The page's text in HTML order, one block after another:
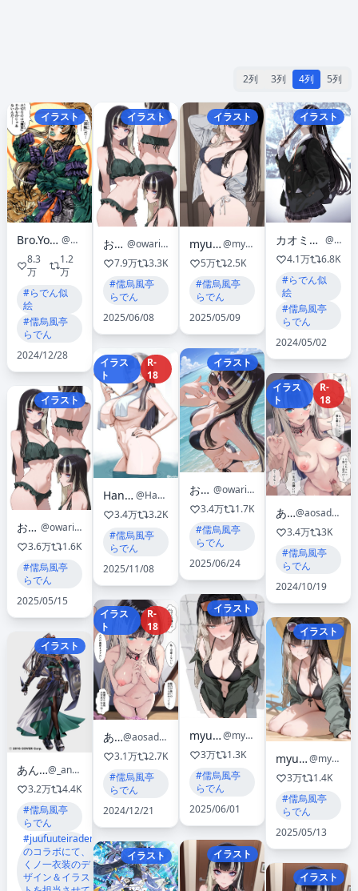
2列 3列 4列 5列
イラスト
Bro.You-yan ゆうやん
@BroYouyan
8.3
万
1.2
万
#らでん似
絵
#儒烏風亭
らでん
2024/12/28
イラスト
おわり
@owari_yoyo
3.6万
1.6K
#儒烏風亭
らでん
2025/05/15
イラスト
あんどう
@_ando_u_
3.2万
4.4K
#儒烏風亭
らでん
#juufuuteiraden)
のコラボにて、
くノ一衣装のデ
ザイン＆イラス
イラスト
おわり
@owari_yoyo
7.9万
3.3K
#儒烏風亭
らでん
2025/06/08
イラス
ト
R-
18
HandPlug
@HandPlug
3.4万
3.2K
#儒烏風亭
らでん
2025/11/08
イラス
ト
R-
18
あおさ
@aosadegowasu
3.1万
2.7K
#儒烏風亭
らでん
2024/12/21
イラスト
イラスト
myuto サブ
@myuto12345
5万
2.5K
#儒烏風亭
らでん
2025/05/09
イラスト
おわり
@owari_yoyo
3.4万
1.7K
#儒烏風亭
らでん
2025/06/24
イラスト
myuto サブ
@myuto12345
3万
1.3K
#儒烏風亭
らでん
2025/06/01
イラスト
イラスト
カオミン@画集『雅-MIYABI-』1/26発売
@kaoming775
4.1万
6.8K
#らでん似
絵
#儒烏風亭
らでん
2024/05/02
イラス
ト
R-
18
あおさ
@aosadegowasu
3.4万
3K
#儒烏風亭
らでん
2024/10/19
イラスト
myuto サブ
@myuto12345
3万
1.4K
#儒烏風亭
らでん
2025/05/13
イラスト